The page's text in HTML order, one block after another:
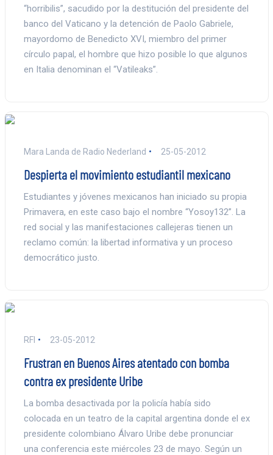
“horribilis”, sacudido por la destitución del presidente del
banco del Vaticano y la detención de Paolo Gabriele,
mayordomo de Benedicto XVI, miembro del primer
círculo papal, el hombre que hizo posible lo que algunos
en Italia denominan el “Vatileaks”.
Mara Landa de Radio Nederland 25-05-2012
Despierta el movimiento estudiantil mexicano
Estudiantes y jóvenes mexicanos han iniciado su propia
Primavera, en este caso bajo el nombre “Yosoy132”. La
red social y las manifestaciones callejeras tienen un
reclamo común: la libertad informativa y un proceso
democrático justo.
RFI 23-05-2012
Frustran en Buenos Aires atentado con bomba
contra ex presidente Uribe
La bomba desactivada por la policía había sido
colocada en un teatro de la capital argentina donde el ex
presidente colombiano Álvaro Uribe debe pronunciar
una conferencia este miércoles 23 de mayo. Según un